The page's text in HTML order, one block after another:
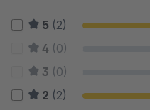
5 (2)
4 (0)
3 (0)
2 (2)